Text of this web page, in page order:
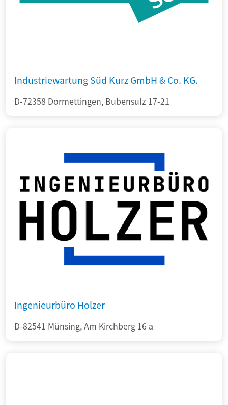
Industriewartung Süd Kurz GmbH & Co. KG.
D-72358 Dormettingen, Bubensulz 17-21
Ingenieurbüro Holzer
D-82541 Münsing, Am Kirchberg 16 a